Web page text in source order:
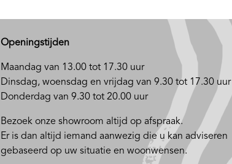
Openingstijden
Maandag van 13.00 tot 17.30 uur
Dinsdag, woensdag en vrijdag van 9.30 tot 17.30 uur
Donderdag van 9.30 tot 20.00 uur
Bezoek onze showroom altijd op afspraak.
Er is dan altijd iemand aanwezig die u kan adviseren
gebaseerd op uw situatie en woonwensen.